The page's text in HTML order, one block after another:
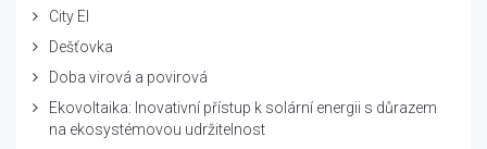
City El
Dešťovka
Doba virová a povirová
Ekovoltaika: Inovativní přístup k solární energii s důrazem
na ekosystémovou udržitelnost